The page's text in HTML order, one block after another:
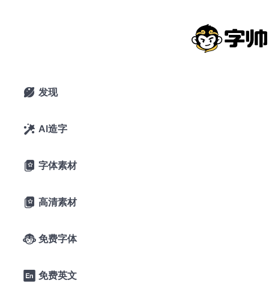
 发现
 AI造字
 字体素材
 高清素材
 免费字体
 免费英文
青柳隶书：日本青柳衡山挥毫隶书字体
0 下载
10条评论
字帅千锤岁月
长，观文万遍